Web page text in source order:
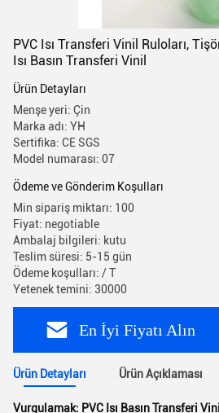
PVC Isı Transferi Vinil Ruloları,
Isı Basın Transferi Vinil
Ürün Detayları
Menşe yeri: Çin
Marka adı: YH
Sertifika: CE SGS
Model numarası: 07
Ödeme ve Gönderim Koşulları
Min sipariş miktarı: 100
Fiyat: negotiable
Ambalaj bilgileri: kutu
Teslim süresi: 5-15 gün
Ödeme koşulları: / T
Yetenek temini: 30000
En İyi Fiyatı Alın
Ürün Detayları Ürün Açıklaması
Vurgulamak: PVC Isı Basın Transferi Vinil